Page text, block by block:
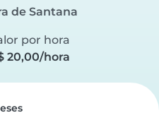
de Santana
por hora
20,00/hora